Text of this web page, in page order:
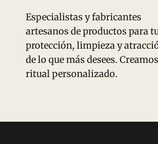
Especialistas y fabricantes
artesanos de productos para
protección, limpieza y
de lo que más desees.
ritual personalizado.